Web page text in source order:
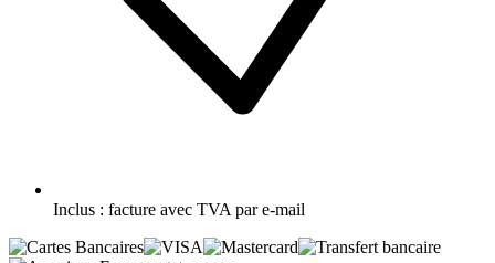
Inclus : facture avec TVA par e-mail